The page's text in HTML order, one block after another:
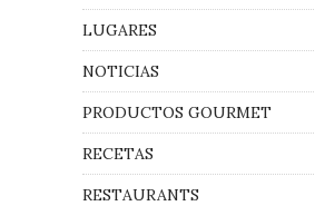
LUGARES
NOTICIAS
PRODUCTOS GOURMET
RECETAS
RESTAURANTS